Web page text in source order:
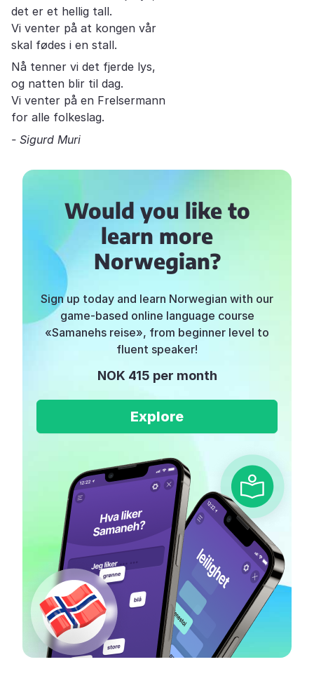
det er et hellig tall.
Vi venter på at kongen vår
skal fødes i en stall.
Nå tenner vi det fjerde lys,
og natten blir til dag.
Vi venter på en Frelsermann
for alle folkeslag.
- Sigurd Muri
Would you like to
learn more
Norwegian?
Sign up today and learn Norwegian with our
game-based online language course
«Samanehs reise», from beginner level to
fluent speaker!
NOK 415 per month
Explore